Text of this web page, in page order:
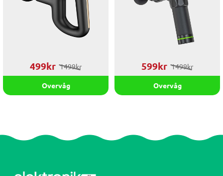
499kr 1499kr
Overvåg
599kr 1499kr
Overvåg